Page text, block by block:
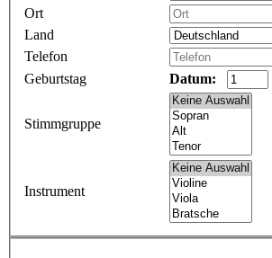
Ort
Land
Telefon
Geburtstag
Stimmgruppe
Instrument